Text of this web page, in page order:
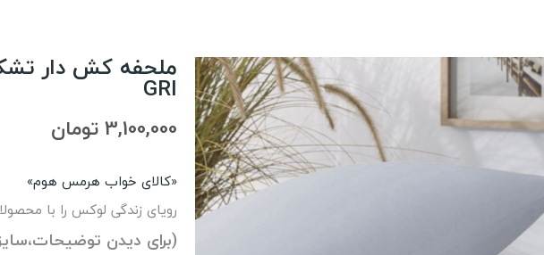
GRI
3,100,000 تومان
«کالای خواب هرمس هوم»
رویای زندگی لوکس را با
(برای دیدن